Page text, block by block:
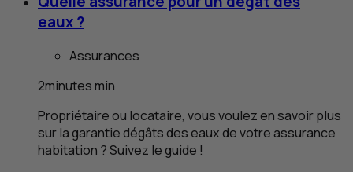
eaux ?
Assurances
2minutesmin
Propriétaire ou locataire, vous voulez en savoir plus
sur la garantie dégâts des eaux de votre assurance
habitation ? Suivez le guide !